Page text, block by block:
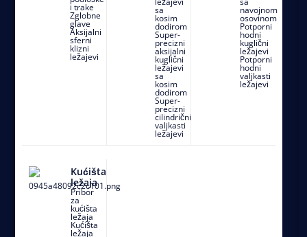
od
nerđajućeg
čelika
ležajevi
za
prehrambenu
industriju
valjkaste
ležajeve
i trake
Zglobne
glave
Aksijalni
sferni
klizni
ležajevi
sa
kosim
dodirom
Super-
precizni
aksijalni
kuglični
ležajevi
sa
kosim
dodirom
Super-
precizni
cilindrični
valjkasti
ležajevi
navojnom
osovinom
Potporni
hodni
kuglični
ležajevi
Potporni
hodni
valjkasti
ležajevi
Kućišta
ležaja
Pribor
za
kućišta
ležaja
Kućišta
ležaja